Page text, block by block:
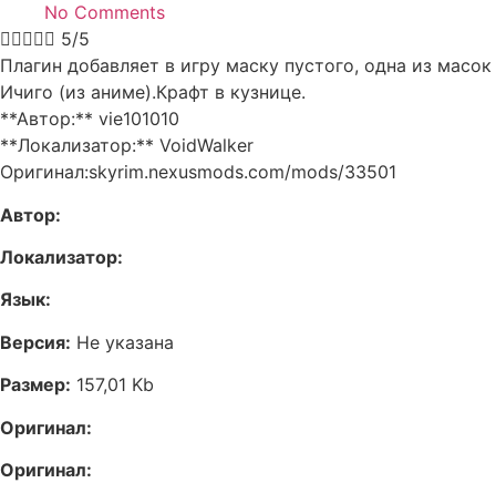
No Comments
 5/5
Плагин добавляет в игру маску пустого, одна из масок
Ичиго (из аниме).Крафт в кузнице.
**Автор:** vie101010
**Локализатор:** VoidWalker
Оригинал:skyrim.nexusmods.com/mods/33501
Автор:
Локализатор:
Язык:
Версия: Не указана
Размер: 157,01 Kb
Оригинал:
Оригинал: